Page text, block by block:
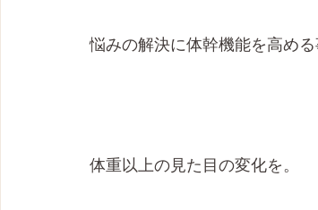
悩みの解決に体幹機能を高め
体重以上の見た目の変化を。